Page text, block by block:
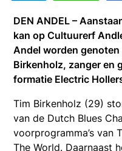
DEN ANDEL –
kan op Cultuurerf
Andel worden
Birkenholz, zanger en
formatie Electric
Tim Birkenholz (29)
van de Dutch Blues
voorprogramma’s van
The World. Daarnaast